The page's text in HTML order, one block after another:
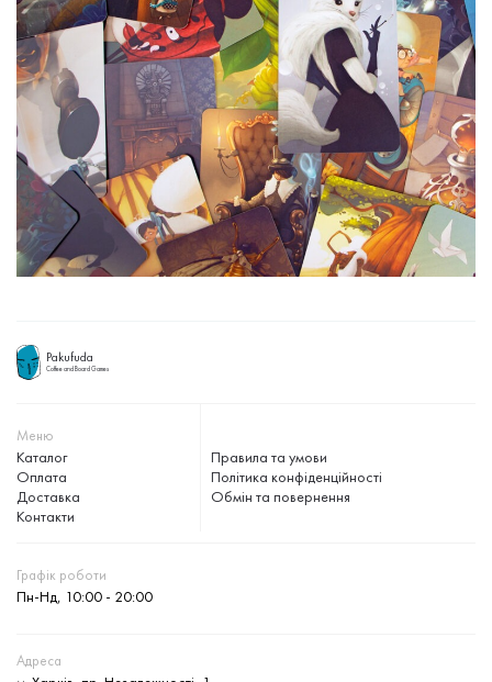
Pakufuda
Coffee and Board Games
Меню
Каталог
Оплата
Доставка
Контакти
Правила та умови
Політика конфіденційності
Обмін та повернення
Графік роботи
Пн-Нд, 10:00 - 20:00
Адреса